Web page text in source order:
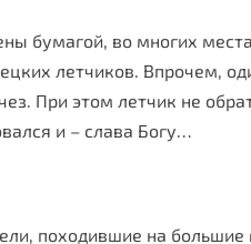
бумагой, во многих
летчиков. Впрочем,
При этом летчик не
и – слава Богу…
походившие на